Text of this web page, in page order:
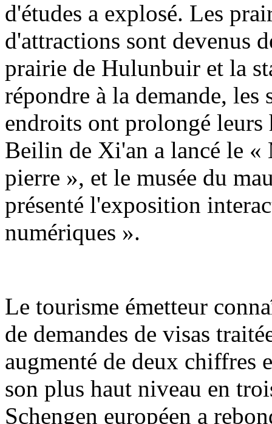
d'études a explosé. Les
d'attractions sont devenus
prairie de Hulunbuir et la
répondre à la demande,
endroits ont prolongé leurs
Beilin de Xi'an a lancé le «
pierre », et le musée du
présenté l'exposition
numériques ».
Le tourisme émetteur
de demandes de visas
augmenté de deux chiffres
son plus haut niveau en
Schengen européen a